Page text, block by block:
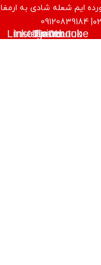
ایم شعله شادی به
Youtube
Facebook
Twitter
Instagram
Linkedin